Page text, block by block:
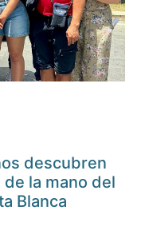
descubren
la mano del
Blanca